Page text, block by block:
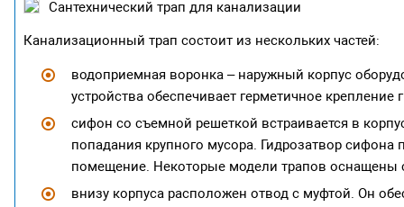
Сантехнический трап для канализации
Канализационный трап состоит из нескольких частей:
водоприемная воронка – наружный корпус
устройства обеспечивает герметичное
сифон со съемной решеткой встраивается в
попадания крупного мусора. Гидрозатвор
помещение. Некоторые модели трапов оснащены
внизу корпуса расположен отвод с муфтой. Он